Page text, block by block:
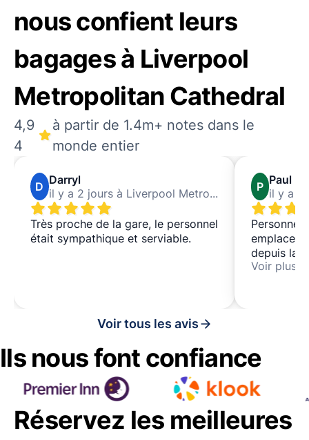
nous confient leurs
bagages à Liverpool
Metropolitan Cathedral
4,9
4
à partir de 1.4m+ notes dans le
monde entier
D Darryl
il y a 2 jours à Liverpool Metropolitan Cathedral
Très proche de la gare, le personnel
était sympathique et serviable.
P Paul
Personnel
depuis la
bonnes
Voir plus
Voir tous les avis
Ils nous font confiance
Réservez les meilleures